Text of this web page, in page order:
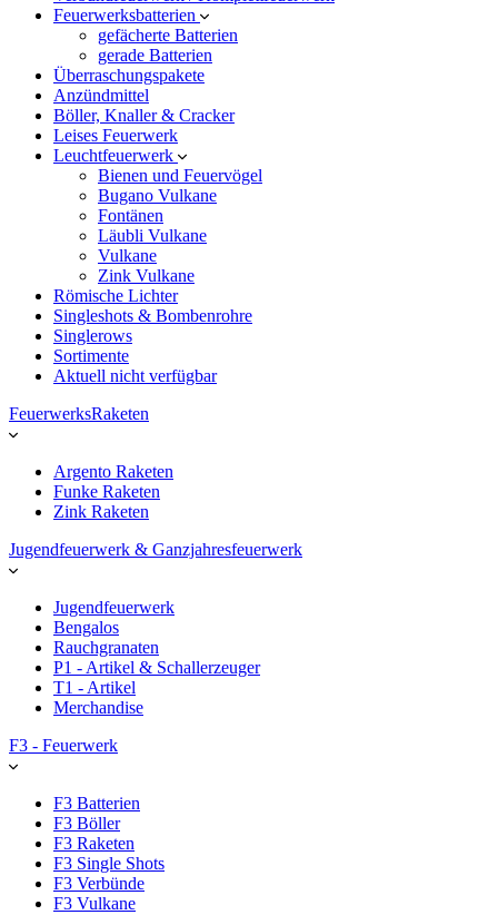
Feuerwerksbatterien
gefächerte Batterien
gerade Batterien
Überraschungspakete
Anzündmittel
Böller, Knaller & Cracker
Leises Feuerwerk
Leuchtfeuerwerk
Bienen und Feuervögel
Bugano Vulkane
Fontänen
Läubli Vulkane
Vulkane
Zink Vulkane
Römische Lichter
Singleshots & Bombenrohre
Singlerows
Sortimente
Aktuell nicht verfügbar
FeuerwerksRaketen
Argento Raketen
Funke Raketen
Zink Raketen
Jugendfeuerwerk & Ganzjahresfeuerwerk
Jugendfeuerwerk
Bengalos
Rauchgranaten
P1 - Artikel & Schallerzeuger
T1 - Artikel
Merchandise
F3 - Feuerwerk
F3 Batterien
F3 Böller
F3 Raketen
F3 Single Shots
F3 Verbünde
F3 Vulkane